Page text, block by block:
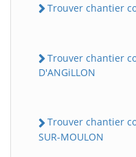
Trouver chantier
Trouver chantier
D'ANGiLLON
Trouver chantier
SUR-MOULON